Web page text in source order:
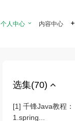
个人中心  内容中心 
选集(70)
[1] 千锋Java教程：
1.spring...